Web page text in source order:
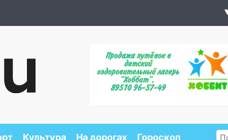
Культура На дорогах Гороскоп